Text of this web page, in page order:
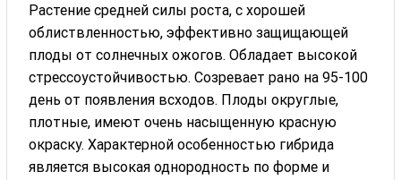
Растение средней силы роста, с хорошей
облиствленностью, эффективно защищающей
плоды от солнечных ожогов. Обладает высокой
стрессоустойчивостью. Созревает рано на 95-100
день от появления всходов. Плоды округлые,
плотные, имеют очень насыщенную красную
окраску. Характерной особенностью гибрида
является высокая однородность по форме и